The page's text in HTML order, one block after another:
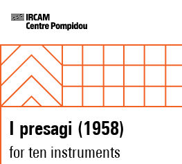
I presagi (1958)
for ten instruments